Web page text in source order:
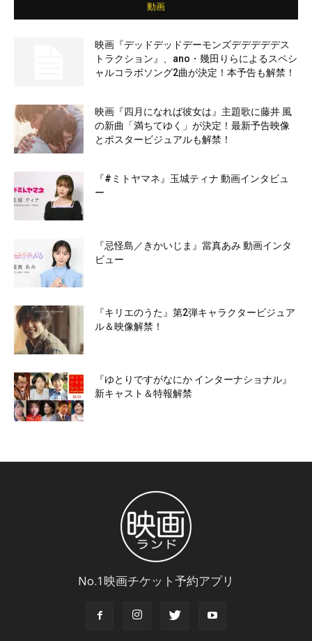
動画
映画『デッドデッドデーモンズデデデデデス
トラクション』、ano・幾田りらによるスペシ
ャルコラボソング2曲が決定！本予告も解禁！
映画『四月になれば彼女は』主題歌に藤井 風
の新曲「満ちてゆく」が決定！最新予告映像
とポスタービジュアルも解禁！
『#ミトヤマネ』玉城ティナ 動画インタビュ
ー
『忌怪島／きかいじま』當真あみ 動画インタ
ビュー
『キリエのうた』第2弾キャラクタービジュア
ル＆映像解禁！
『ゆとりですがなにか インターナショナル』
新キャスト＆特報解禁
No.1映画チケット予約アプリ